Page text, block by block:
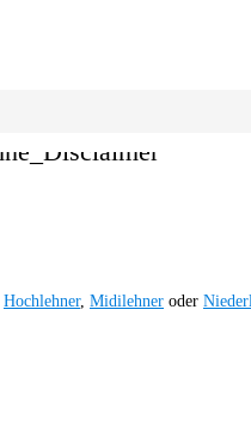
Hochlehner, Midilehner oder